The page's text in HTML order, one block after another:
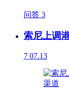
问答 3
索尼上调
7 07.13